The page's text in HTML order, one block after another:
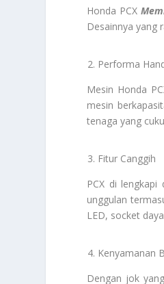
Honda PCX
Desainnya yang
Performa
Mesin Honda
mesin
tenaga yang
Fitur Canggih
PCX di
unggulan
LED, socket
Kenyamanan
Dengan jok